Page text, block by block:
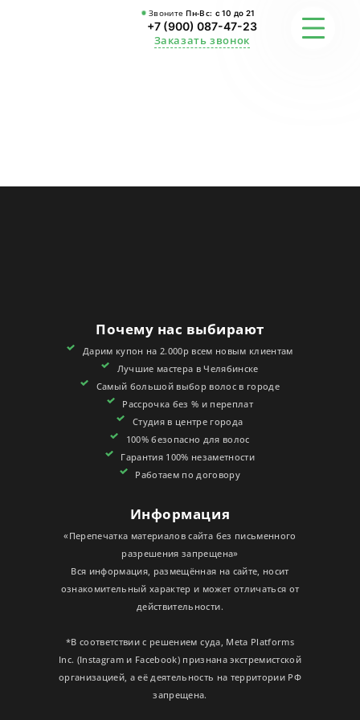
Звоните Пн-Вс: с 10 до 21
+7 (900) 087-47-23
Заказать звонок
КОНТАКТЫ
СЕРТИФИКАТЫ
Почему нас выбирают
Дарим купон на 2.000р всем новым клиентам
Лучшие мастера в Челябинске
Самый большой выбор волос в городе
Рассрочка без % и переплат
Студия в центре города
100% безопасно для волос
Гарантия 100% незаметности
Работаем по договору
Информация
«Перепечатка материалов сайта без письменного
разрешения запрещена»
Вся информация, размещённая на сайте, носит
ознакомительный характер и может отличаться от
действительности.
*В соответствии с решением суда, Meta Platforms
Inc. (Instagram и Facebook) признана экстремистской
организацией, а её деятельность на территории РФ
запрещена.